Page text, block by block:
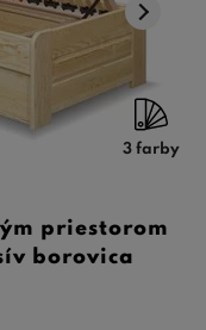
3 farby
priestorom
borovica